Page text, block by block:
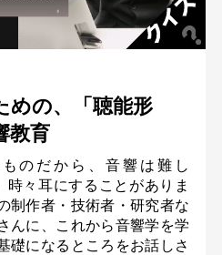
めの、「聴能形
教育
のだから、音響は難し
々耳にすることがありま
制作者・技術者・研究者な
んに、これから音響学を学
礎になるところをお話しさ